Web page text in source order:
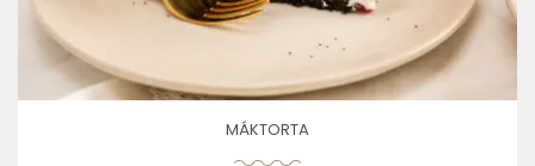
MÁKTORTA